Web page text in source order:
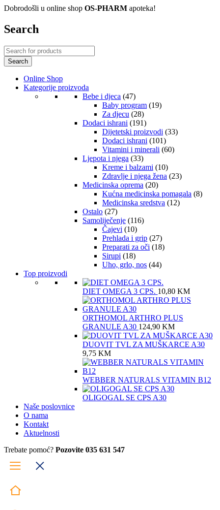
Dobrodošli u online shop OS-PHARM apoteka!
Search
Online Shop
Kategorije proizvoda
Bebe i djeca (47)
Baby program (19)
Za djecu (28)
Dodaci ishrani (191)
Dijetetski proizvodi (33)
Dodaci ishrani (101)
Vitamini i minerali (60)
Ljepota i njega (33)
Kreme i balzami (10)
Zdravlje i njega žena (23)
Medicinska oprema (20)
Kućna medicinska pomagala (8)
Medicinska sredstva (12)
Ostalo (27)
Samoliječenje (116)
Čajevi (10)
Prehlada i grip (27)
Preparati za oči (18)
Sirupi (18)
Uho, grlo, nos (44)
Top proizvodi
DIET OMEGA 3 CPS. 10,80 KM
ORTHOMOL ARTHRO PLUS
GRANULE A30 124,90 KM
DUOVIT TVL ZA MUŠKARCE A30
9,75 KM
WEBBER NATURALS VITAMIN B12
OLIGOGAL SE CPS A30
Naše poslovnice
O nama
Kontakt
Aktuelnosti
Trebate pomoć? Pozovite 035 631 547